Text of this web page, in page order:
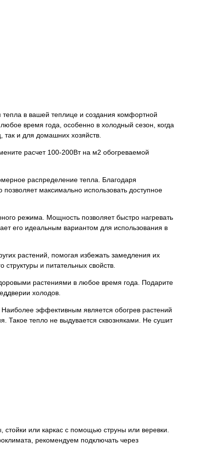
в вашей теплице и создания комфортной
время года, особенно в холодный сезон, когда
и для домашних хозяйств.
расчет 100-200Вт на м2 обогреваемой
распределение тепла. Благодаря
максимально использовать доступное
режима. Мощность позволяет быстро нагревать
его идеальным вариантом для использования в
растений, помогая избежать замедления их
и питательных свойств.
растениями в любое время года. Подарите
холодов.
эффективным является обогрев растений
тепло не выдувается сквозняками. Не сушит
или каркас с помощью струны или веревки.
рекомендуем подключать через